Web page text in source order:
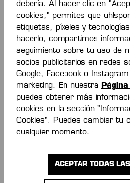
NOVEDAD
ATHLETICS 29 POLY
35,00 €*
debería. Al hacer clic en
cookies," permites que
etiquetas, píxeles y
hacerlo, compartimos
seguimiento sobre tu uso de
socios publicitarios en redes
Google, Facebook o
marketing. En nuestra
puedes obtener más
cookies en la sección
Cookies". Puedes cambiar tu
cualquier momento.
ACEPTAR TODAS